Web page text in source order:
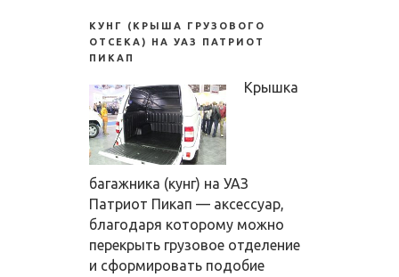
КУНГ (КРЫША ГРУЗОВОГО
ОТСЕКА) НА УАЗ ПАТРИОТ
ПИКАП
Крышка
багажника (кунг) на УАЗ
Патриот Пикап — аксессуар,
благодаря которому можно
перекрыть грузовое отделение
и сформировать подобие